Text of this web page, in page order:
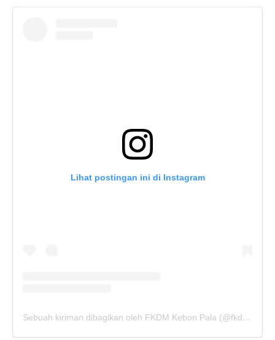
Lihat postingan ini di Instagram
Sebuah kiriman dibagikan oleh FKDM Kebon Pala (@fkdm_kebonpala)